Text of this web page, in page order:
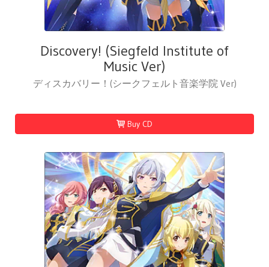
Discovery! (Siegfeld Institute of
Music Ver)
ディスカバリー！(シークフェルト音楽学院 Ver)
Buy CD